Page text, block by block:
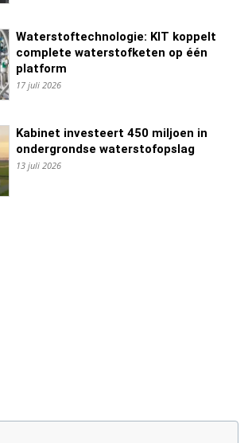
Waterstoftechnologie: KIT koppelt
complete waterstofketen op één
platform
17 juli 2026
Kabinet investeert 450 miljoen in
ondergrondse waterstofopslag
13 juli 2026